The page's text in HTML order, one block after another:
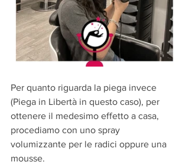
Per quanto riguarda la piega invece
(Piega in Libertà in questo caso), per
ottenere il medesimo effetto a casa,
procediamo con uno spray
volumizzante per le radici oppure una
mousse.